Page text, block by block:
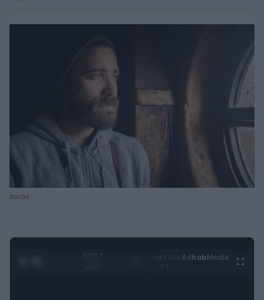
barba
0:28 /
AdhubMedia